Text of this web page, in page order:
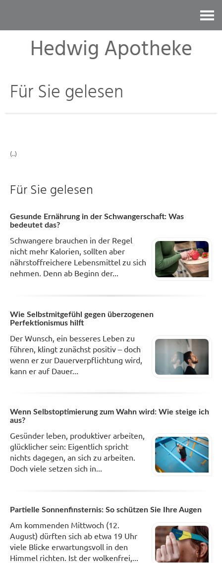
Hedwig Apotheke
Für Sie gelesen
(..)
Für Sie gelesen
Gesunde Ernährung in der Schwangerschaft: Was
bedeutet das?
Schwangere brauchen in der Regel
nicht mehr Kalorien, sollten aber
nährstoffreichere Lebensmittel zu sich
nehmen. Denn ab Beginn der...
Wie Selbstmitgefühl gegen überzogenen
Perfektionismus hilft
Der Wunsch, ein besseres Leben zu
führen, klingt zunächst positiv – doch
wenn er zur Dauerverpflichtung wird,
kann er auf Dauer...
Wenn Selbstoptimierung zum Wahn wird: Wie steige ich
aus?
Gesünder leben, produktiver arbeiten,
glücklicher sein: Eigentlich spricht
nichts dagegen, an sich zu arbeiten.
Doch viele setzen sich in...
Partielle Sonnenfinsternis: So schützen Sie Ihre Augen
Am kommenden Mittwoch (12.
August) dürften sich ab etwa 19 Uhr
viele Blicke erwartungsvoll in den
Himmel richten. Ist der wolkenfrei,...